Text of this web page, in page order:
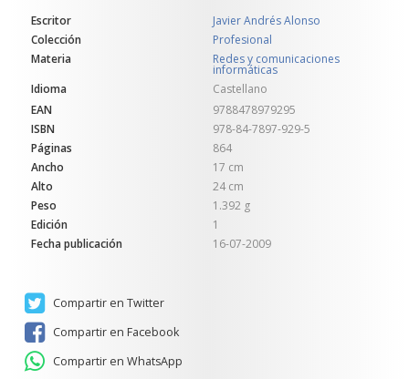
Escritor
Javier Andrés Alonso
Colección
Profesional
Materia
Redes y comunicaciones
informáticas
Idioma
Castellano
EAN
9788478979295
ISBN
978-84-7897-929-5
Páginas
864
Ancho
17 cm
Alto
24 cm
Peso
1.392 g
Edición
1
Fecha publicación
16-07-2009
Compartir en Twitter
Compartir en Facebook
Compartir en WhatsApp